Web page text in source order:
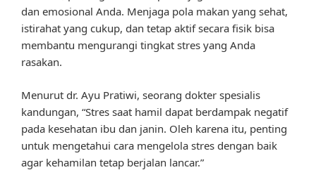
dan emosional Anda. Menjaga pola makan yang sehat,
istirahat yang cukup, dan tetap aktif secara fisik bisa
membantu mengurangi tingkat stres yang Anda
rasakan.
Menurut dr. Ayu Pratiwi, seorang dokter spesialis
kandungan, “Stres saat hamil dapat berdampak negatif
pada kesehatan ibu dan janin. Oleh karena itu, penting
untuk mengetahui cara mengelola stres dengan baik
agar kehamilan tetap berjalan lancar.”